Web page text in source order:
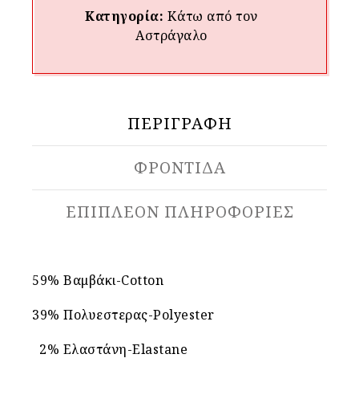
Κατηγορία: Κάτω από τον
Aστράγαλο
ΠΕΡΙΓΡΑΦΉ
ΦΡΟΝΤΙΔΑ
ΕΠΙΠΛΈΟΝ ΠΛΗΡΟΦΟΡΊΕΣ
59% Βαμβάκι-Cotton
39% Πολυεστερας-Polyester
2% Ελαστάνη-Elastane